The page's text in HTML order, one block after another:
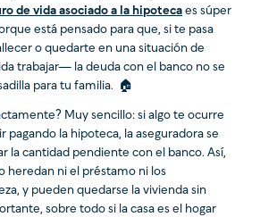
de vida asociado a la hipoteca es súper
está pensado para que, si te pasa
o quedarte en una situación de
trabajar— la deuda con el banco no se
para tu familia. 🏠
Muy sencillo: si algo te ocurre
pagando la hipoteca, la aseguradora se
la cantidad pendiente con el banco. Así,
heredan ni el préstamo ni los
y pueden quedarse la vivienda sin
sobre todo si la casa es el hogar